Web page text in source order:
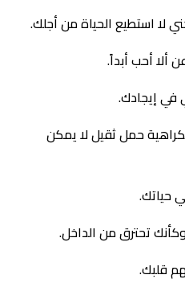
لا استطيع الحياة من أجلك.
أحب أبداً.
في إيجادك.
حمل ثقيل لا يمكن
حياتك.
تحترق من الداخل.
قلبك.